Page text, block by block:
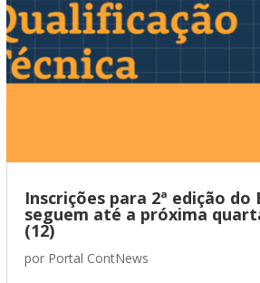
Inscrições para 2ª edição do
seguem até a próxima
(12)
por Portal ContNews